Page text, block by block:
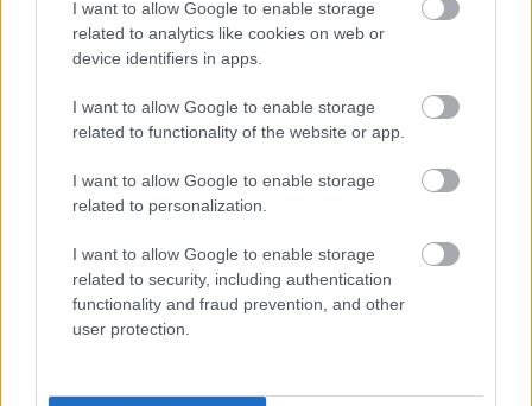
I want to allow Google to enable storage
related to analytics like cookies on web or
device identifiers in apps.
I want to allow Google to enable storage
related to functionality of the website or app.
I want to allow Google to enable storage
related to personalization.
I want to allow Google to enable storage
related to security, including authentication
functionality and fraud prevention, and other
user protection.
A 145 ezer lelket számláló
Bánság egyik legnagyobb városa, közel a
magyar határhoz. A város rengeteg hangulatos
szűk utcája hamar elkápráztathatja az arrajárót,
kimagasló épületei egy letűnt korba repítik őt
vissza. Változatosságból sincs hiány, hiszen a
központba sétálva neoklasszicista és
szecessziós mellett barokk és eklektikus stílusú
épületek fogadnak, illetve a Maros festői partja